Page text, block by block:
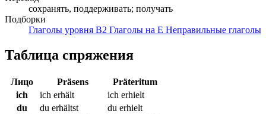
сохранять, поддерживать; получать
Подборки
Глаголы уровня B2 Глаголы на E Неправильные глаголы
Таблица спряжения
Лицо Präsens
Präteritum
ich
ich erhält
ich erhielt
du
du erhältst
du erhielt